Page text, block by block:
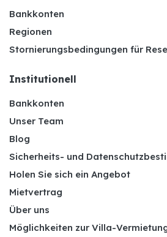
Bankkonten
Regionen
Stornierungsbedingungen für
Institutionell
Bankkonten
Unser Team
Blog
Sicherheits- und
Holen Sie sich ein Angebot
Mietvertrag
Über uns
Möglichkeiten zur Villa-